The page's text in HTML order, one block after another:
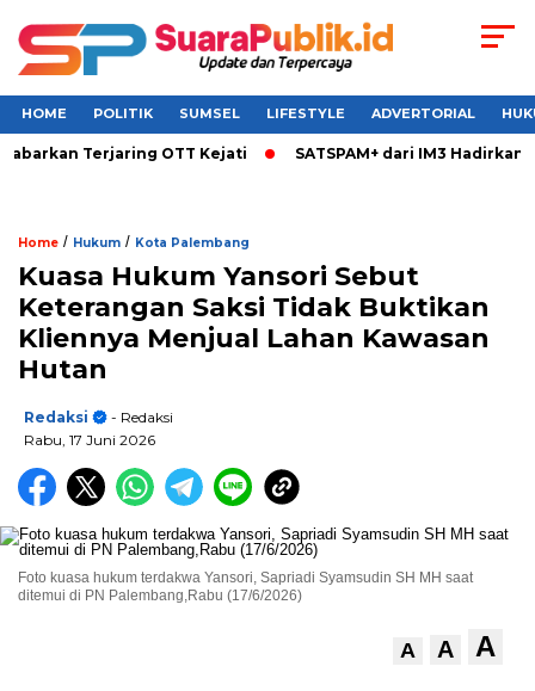
HOME POLITIK SUMSEL LIFESTYLE ADVERTORIAL
Terjaring OTT Kejati SATSPAM+ dari IM3 Hadirkan
Home / Hukum / Kota Palembang
Kuasa Hukum Yansori Sebut
Keterangan Saksi Tidak Buktikan
Kliennya Menjual Lahan Kawasan
Hutan
Redaksi
- Redaksi
Rabu, 17 Juni 2026
Foto kuasa hukum terdakwa Yansori, Sapriadi Syamsudin SH MH saat
ditemui di PN Palembang,Rabu (17/6/2026)
A A A